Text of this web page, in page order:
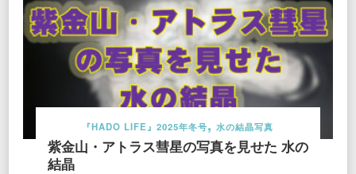
『HADO LIFE』2025年冬号 水の結晶写真
紫金山・アトラス彗星の写真を見せた 水の
結晶